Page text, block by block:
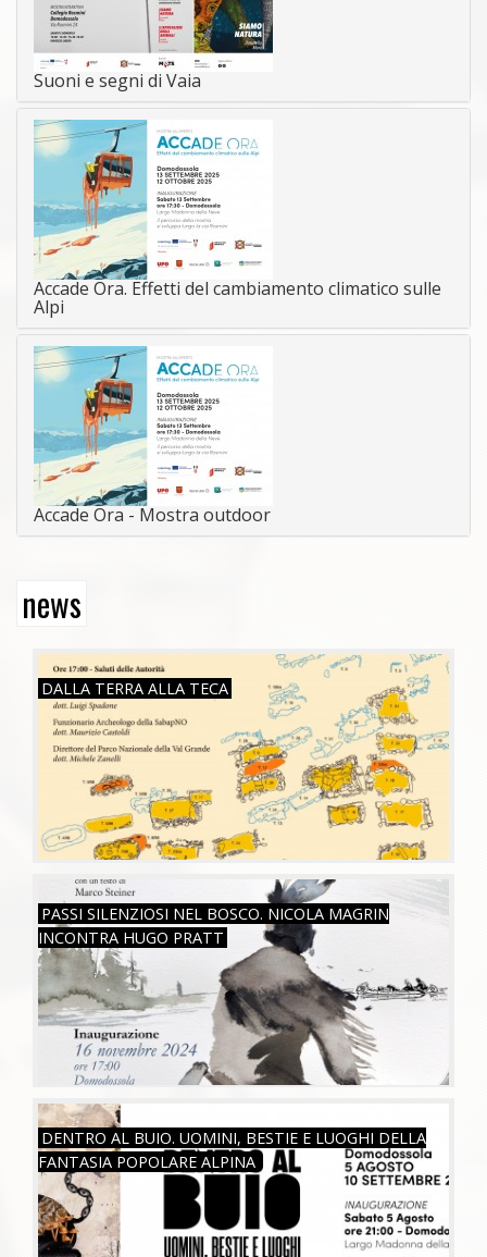
Suoni e segni di Vaia
Accade Ora. Effetti del cambiamento climatico sulle
Alpi
Accade Ora - Mostra outdoor
news
DALLA TERRA ALLA TECA
SAB, 26/07/2025
PASSI SILENZIOSI NEL BOSCO. NICOLA MAGRIN
INCONTRA HUGO PRATT
SAB, 16/11/2024
DENTRO AL BUIO. UOMINI, BESTIE E LUOGHI DELLA
FANTASIA POPOLARE ALPINA